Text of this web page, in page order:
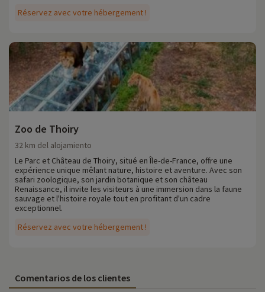
Réservez avec votre hébergement !
Zoo de Thoiry
Réservez avec votre hébergement !
32 km del alojamiento
Le Parc et Château de Thoiry, situé en Île-de-France, offre une
expérience unique mêlant nature, histoire et aventure. Avec son
safari zoologique, son jardin botanique et son château
Renaissance, il invite les visiteurs à une immersion dans la faune
sauvage et l'histoire royale tout en profitant d'un cadre
exceptionnel.
Comentarios de los clientes